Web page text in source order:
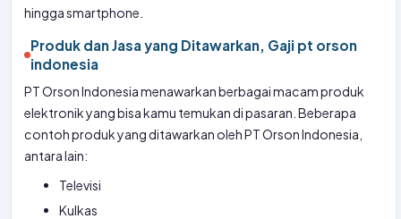
hingga smartphone.
Produk dan Jasa yang Ditawarkan, Gaji pt orson
indonesia
PT Orson Indonesia menawarkan berbagai macam produk
elektronik yang bisa kamu temukan di pasaran. Beberapa
contoh produk yang ditawarkan oleh PT Orson Indonesia,
antara lain:
Televisi
Kulkas